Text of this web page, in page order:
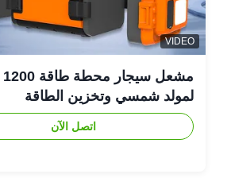
VIDEO
لمولد شمسي وتخزين الطاقة
اتصل الآن